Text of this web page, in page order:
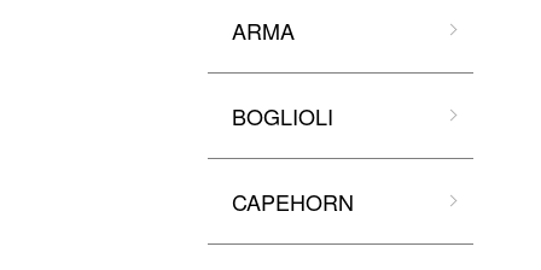
ARMA
BOGLIOLI
CAPEHORN